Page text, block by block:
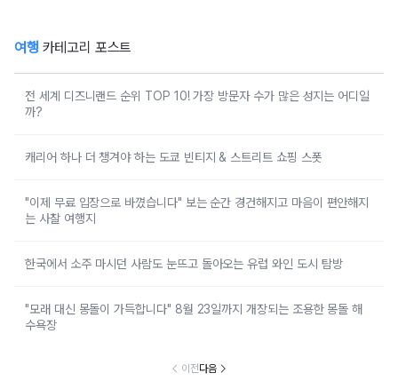
여행 카테고리 포스트
전 세계 디즈니랜드 순위 TOP 10! 가장 방문자 수가 많은 성지는 어디일
까?
캐리어 하나 더 챙겨야 하는 도쿄 빈티지 & 스트리트 쇼핑 스폿
"이제 무료 입장으로 바꼈습니다" 보는 순간 경건해지고 마음이 편안해지
는 사찰 여행지
한국에서 소주 마시던 사람도 눈뜨고 돌아오는 유럽 와인 도시 탐방
"모래 대신 몽돌이 가득합니다" 8월 23일까지 개장되는 조용한 몽돌 해
수욕장
이전다음